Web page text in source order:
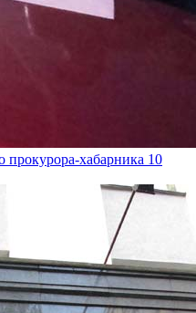
прокурора-хабарника 10